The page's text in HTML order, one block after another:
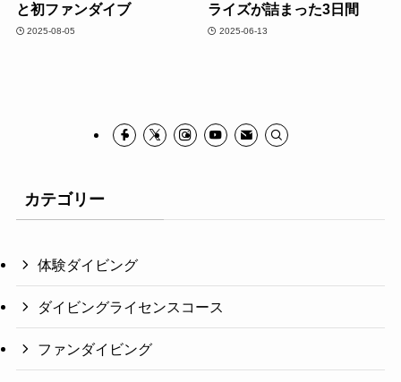
と初ファンダイブ
2025-08-05
ライズが詰まった3日間
2025-06-13
カテゴリー
体験ダイビング
ダイビングライセンスコース
ファンダイビング